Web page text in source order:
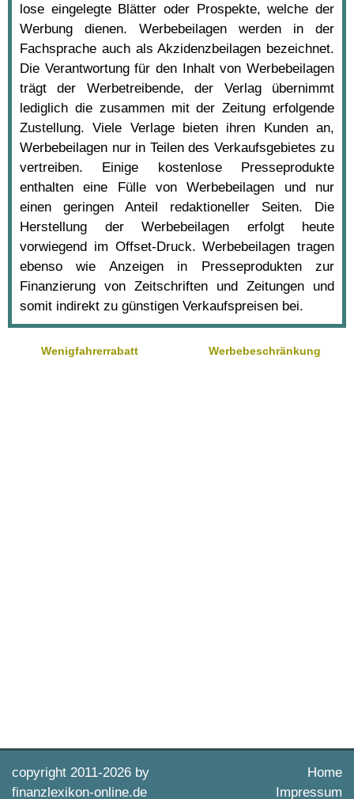
lose eingelegte Blätter oder Prospekte, welche der
Werbung dienen. Werbebeilagen werden in der
Fachsprache auch als Akzidenzbeilagen bezeichnet.
Die Verantwortung für den Inhalt von Werbebeilagen
trägt der Werbetreibende, der Verlag übernimmt
lediglich die zusammen mit der Zeitung erfolgende
Zustellung. Viele Verlage bieten ihren Kunden an,
Werbebeilagen nur in Teilen des Verkaufsgebietes zu
vertreiben. Einige kostenlose Presseprodukte
enthalten eine Fülle von Werbebeilagen und nur
einen geringen Anteil redaktioneller Seiten. Die
Herstellung der Werbebeilagen erfolgt heute
vorwiegend im Offset-Druck. Werbebeilagen tragen
ebenso wie Anzeigen in Presseprodukten zur
Finanzierung von Zeitschriften und Zeitungen und
somit indirekt zu günstigen Verkaufspreisen bei.
Wenigfahrerrabatt Werbebeschränkung
copyright 2011-2026 by
finanzlexikon-online.de
Home
Impressum